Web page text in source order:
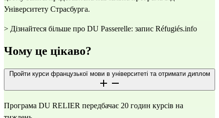
Університету Страсбурга.
> Дізнайтеся більше про DU Passerelle: запис Réfugiés.info
Чому це цікаво?
Пройти курси французької мови в університеті та отримати диплом
Програма DU RELIER передбачає 20 годин курсів на